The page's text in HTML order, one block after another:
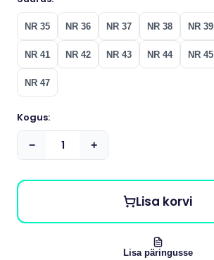
NR 35 NR 36 NR 37 NR 38 NR 39
NR 41 NR 42 NR 43 NR 44 NR 45
NR 47
Kogus:
− +
Lisa korvi
Lisa päringusse